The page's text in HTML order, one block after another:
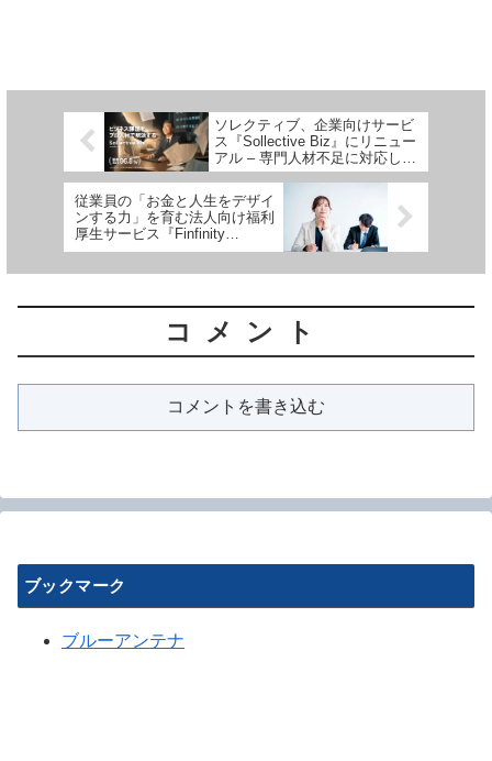
ソレクティブ、企業向けサービ
ス『Sollective Biz』にリニュー
アル – 専門人材不足に対応し事
業成長を伴走支援
従業員の「お金と人生をデザイ
ンする力」を育む法人向け福利
厚生サービス『Finfinity
ACADEMY』が提供開始
コメント
コメントを書き込む
ブックマーク
ブルーアンテナ